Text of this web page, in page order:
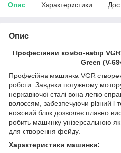
Опис Характеристики
Опис
Професійний комбо-набір
Green (V-
Професійна машинка VGR
роботи. Завдяки потужному
нержавіючої сталі вона легко
волоссям, забезпечуючи рівний і
ножовий блок дозволяє плавно
робить машинку універсальною як
для створення фейду.
Характеристики машинки: